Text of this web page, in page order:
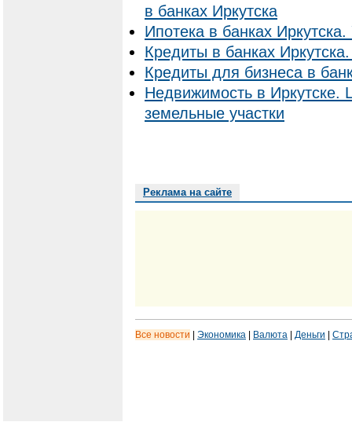
в банках Иркутска
Ипотека в банках
Кредиты в банках
Кредиты для бизнеса в
Недвижимость в Иркутске.
земельные участки
Реклама на сайте
Все новости Экономика Валюта Деньги